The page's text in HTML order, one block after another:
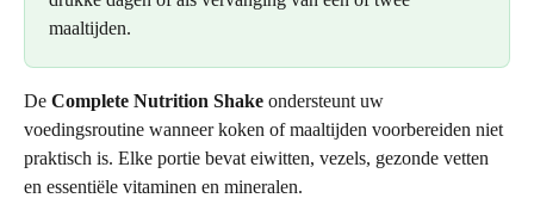
maaltijden.
De Complete Nutrition Shake ondersteunt uw
voedingsroutine wanneer koken of maaltijden voorbereiden niet
praktisch is. Elke portie bevat eiwitten, vezels, gezonde vetten
en essentiële vitaminen en mineralen.